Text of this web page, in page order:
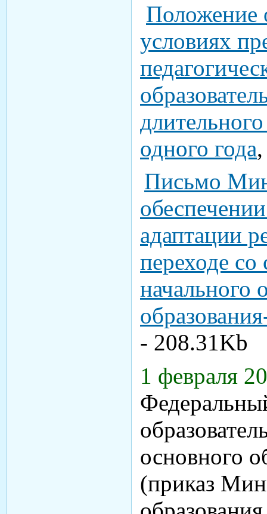
Положение
условиях
одного года
Письмо
адаптации
переходе со
начального
- 208.31Kb
1 февраля
основного
(приказ